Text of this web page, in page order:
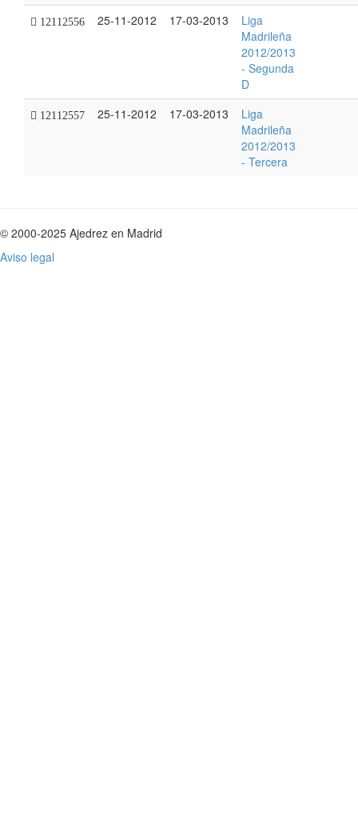
12112556 25-11-2012 17-03-2013
Liga
Madrileña
2012/2013
- Segunda
D
12112557 25-11-2012 17-03-2013
Liga
Madrileña
2012/2013
- Tercera
© 2000-2025 Ajedrez en Madrid
Aviso legal